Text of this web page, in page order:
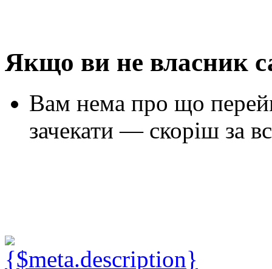
Якщо ви не власник
Вам нема про що
зачекати — скоріш за